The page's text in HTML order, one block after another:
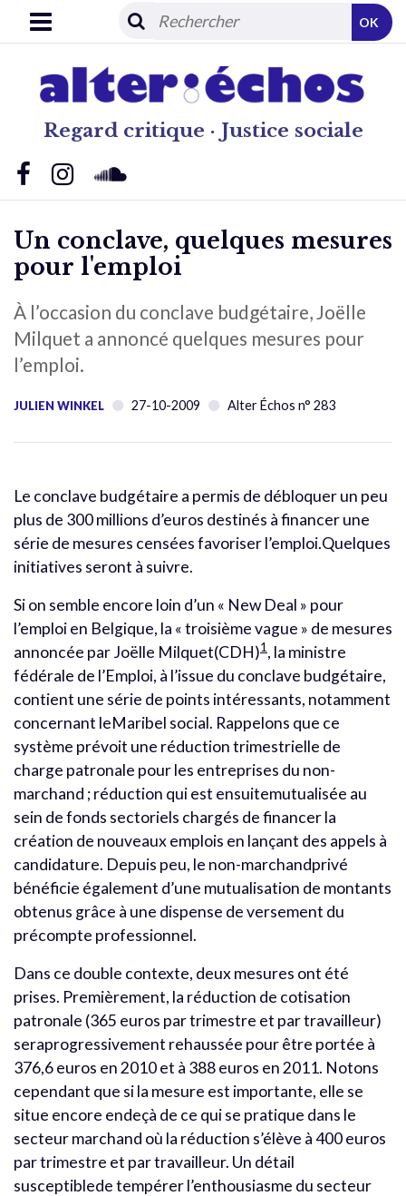
Regard critique · Justice sociale
OK
Un conclave, quelques mesures
pour l'emploi
À l’occasion du conclave budgétaire, Joëlle
Milquet a annoncé quelques mesures pour
l’emploi.
JULIEN WINKEL 27-10-2009 Alter Échos n° 283
Le conclave budgétaire a permis de débloquer un peu
plus de 300 millions d’euros destinés à financer une
série de mesures censées favoriser l’emploi.Quelques
initiatives seront à suivre.
Si on semble encore loin d’un « New Deal » pour
l’emploi en Belgique, la « troisième vague » de mesures
annoncée par Joëlle Milquet(CDH)1 , la ministre
fédérale de l’Emploi, à l’issue du conclave budgétaire,
contient une série de points intéressants, notamment
concernant leMaribel social. Rappelons que ce
système prévoit une réduction trimestrielle de
charge patronale pour les entreprises du non-
marchand ; réduction qui est ensuitemutualisée au
sein de fonds sectoriels chargés de financer la
création de nouveaux emplois en lançant des appels à
candidature. Depuis peu, le non-marchandprivé
bénéficie également d’une mutualisation de montants
obtenus grâce à une dispense de versement du
précompte professionnel.
Dans ce double contexte, deux mesures ont été
prises. Premièrement, la réduction de cotisation
patronale (365 euros par trimestre et par travailleur)
seraprogressivement rehaussée pour être portée à
376,6 euros en 2010 et à 388 euros en 2011. Notons
cependant que si la mesure est importante, elle se
situe encore endeçà de ce qui se pratique dans le
secteur marchand où la réduction s’élève à 400 euros
par trimestre et par travailleur. Un détail
susceptiblede tempérer l’enthousiasme du secteur